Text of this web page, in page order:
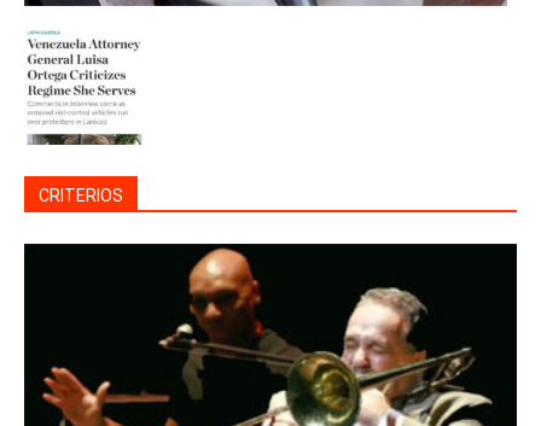
CRITERIOS